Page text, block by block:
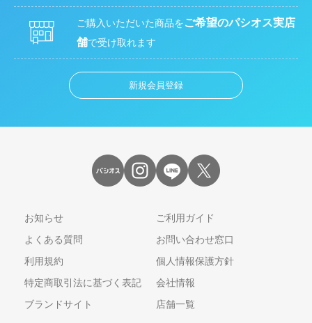
ご購入いただいた商品をご希望のパシオス実店
舗で受け取れます
新規会員登録
お知らせ
ご利用ガイド
よくある質問
お問い合わせ窓口
利用規約
個人情報保護方針
特定商取引法に基づく表記
会社情報
ブランドサイト
店舗一覧